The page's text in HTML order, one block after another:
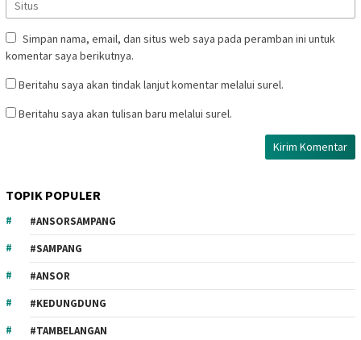
Simpan nama, email, dan situs web saya pada peramban ini untuk
komentar saya berikutnya.
Beritahu saya akan tindak lanjut komentar melalui surel.
Beritahu saya akan tulisan baru melalui surel.
TOPIK POPULER
#ANSORSAMPANG
#SAMPANG
#ANSOR
#KEDUNGDUNG
#TAMBELANGAN